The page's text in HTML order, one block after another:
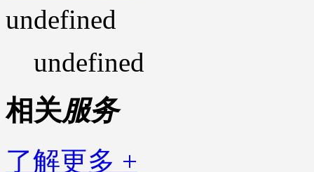
undefined
undefined
相关服务
了解更多 +